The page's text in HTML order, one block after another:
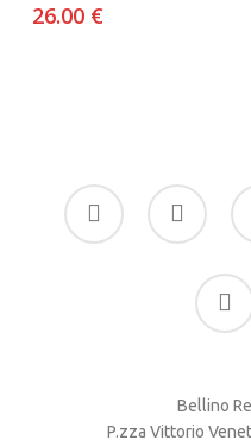
26.00 €
facebook
google-
plus
phone
Bellino
P.zza Vittorio